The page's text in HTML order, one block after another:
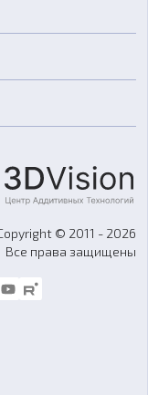
литья
© 2011 - 2026
Все права защищены